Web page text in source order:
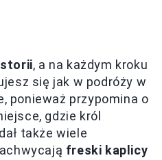
, a na każdym kroku
się jak w podróży w
ponieważ przypomina o
gdzie król
także wiele
freski kaplicy